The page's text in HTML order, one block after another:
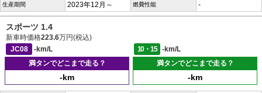
生産期間 2023年12月～ 燃費性能 -
スポーツ 1.4
新車時価格223.6万円(税込)
JC08
-km/L 10・15
-km/L
満タンでどこまで走る？
-km
満タンでどこまで走る？
-km